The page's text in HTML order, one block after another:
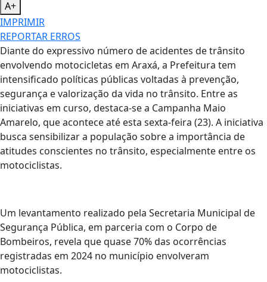
A+
IMPRIMIR
REPORTAR ERROS
Diante do expressivo número de acidentes de trânsito
envolvendo motocicletas em Araxá, a Prefeitura tem
intensificado políticas públicas voltadas à prevenção,
segurança e valorização da vida no trânsito. Entre as
iniciativas em curso, destaca-se a Campanha Maio
Amarelo, que acontece até esta sexta-feira (23). A iniciativa
busca sensibilizar a população sobre a importância de
atitudes conscientes no trânsito, especialmente entre os
motociclistas.
Um levantamento realizado pela Secretaria Municipal de
Segurança Pública, em parceria com o Corpo de
Bombeiros, revela que quase 70% das ocorrências
registradas em 2024 no município envolveram
motociclistas.